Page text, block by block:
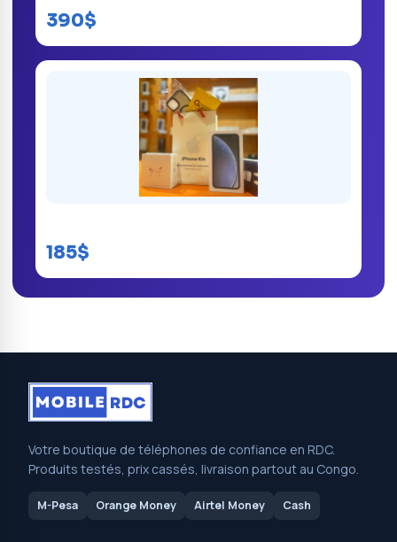
390$
185$
Votre boutique de téléphones de confiance en RDC.
Produits testés, prix cassés, livraison partout au Congo.
M-Pesa Orange Money Airtel Money Cash